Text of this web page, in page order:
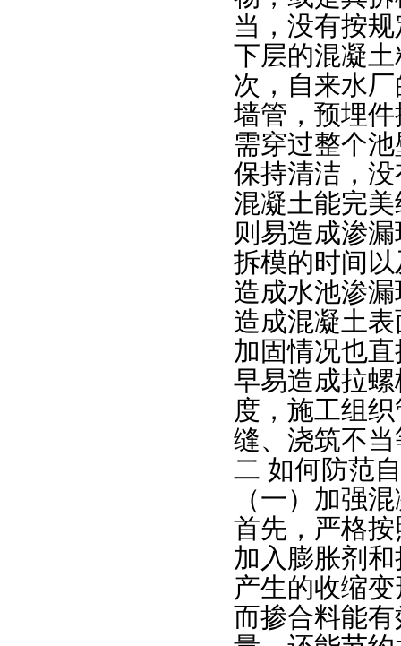
当，没有按
下层的混凝
次，自来水
墙管，预埋
需穿过整个
保持清洁，
混凝土能完
则易造成渗
拆模的时间
造成水池渗
造成混凝土
加固情况也
早易造成拉
度，施工组
缝、浇筑不
二 如何防范
（一）加强
首先，严格
加入膨胀剂
产生的收缩
而掺合料能